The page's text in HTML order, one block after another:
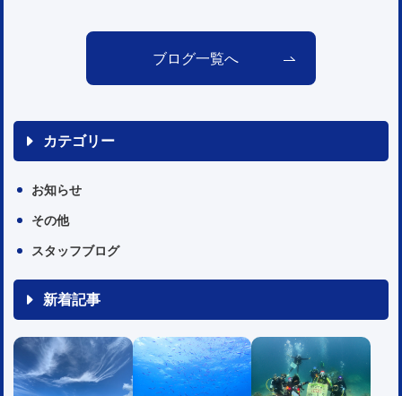
ブログ一覧へ
カテゴリー
お知らせ
その他
スタッフブログ
新着記事